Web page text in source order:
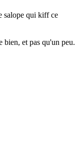
salope qui kiff ce
bien, et pas qu'un peu.